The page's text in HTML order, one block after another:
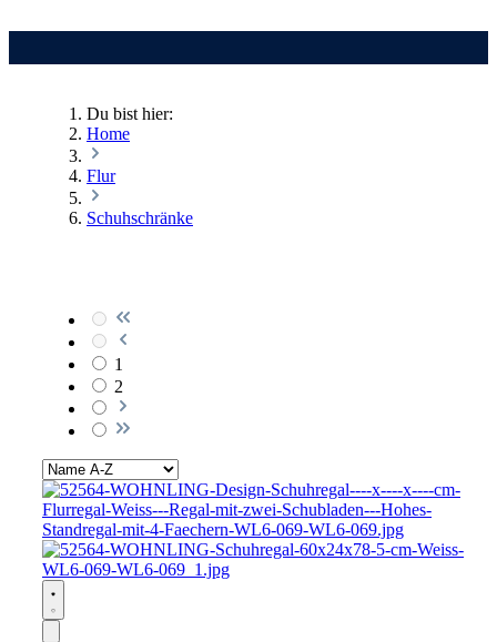
Du bist hier:
Home
Flur
Schuhschränke
1
2